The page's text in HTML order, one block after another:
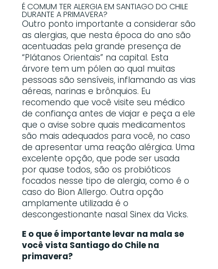
É COMUM TER ALERGIA EM SANTIAGO DO CHILE
DURANTE A PRIMAVERA?
Outro ponto importante a considerar são
as alergias, que nesta época do ano são
acentuadas pela grande presença de
“Plátanos Orientais” na capital. Esta
árvore tem um pólen ao qual muitas
pessoas são sensíveis, inflamando as vias
aéreas, narinas e brônquios. Eu
recomendo que você visite seu médico
de confiança antes de viajar e peça a ele
que o avise sobre quais medicamentos
são mais adequados para você, no caso
de apresentar uma reação alérgica. Uma
excelente opção, que pode ser usada
por quase todos, são os probióticos
focados nesse tipo de alergia, como é o
caso do Bion Allergo. Outra opção
amplamente utilizada é o
descongestionante nasal Sinex da Vicks.
E o que é importante levar na mala se
você vista Santiago do Chile na
primavera?